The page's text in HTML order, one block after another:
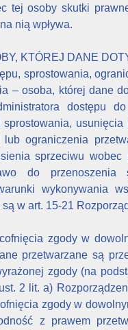
tej osoby skutki
nią wpływa.
KTÓREJ DANE
sprostowania,
– osoba, której dane
dostępu
usunięcia
lub ograniczenia
sprzeciwu wobec
do przenoszenia
wykonywania
w art. 15-21
zgody w
przetwarzane są
zgody (na
2 lit. a)
zgody w
z prawem